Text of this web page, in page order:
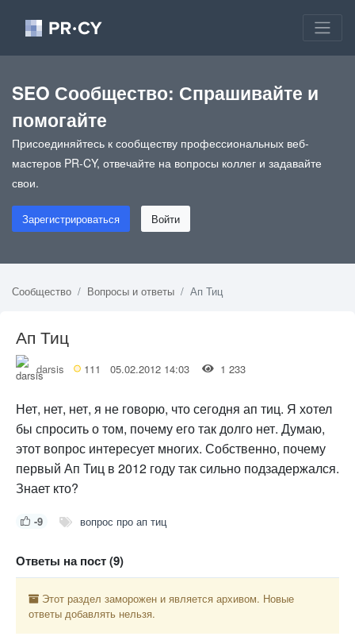
SEO Сообщество: Спрашивайте и
помогайте
Присоединяйтесь к сообществу профессиональных веб-
мастеров PR-CY, отвечайте на вопросы коллег и задавайте
свои.
Зарегистрироваться Войти
Сообщество Вопросы и ответы Ап Тиц
Ап Тиц
darsis 111 05.02.2012 14:03 1 233
Нет, нет, нет, я не говорю, что сегодня ап тиц. Я хотел
бы спросить о том, почему его так долго нет. Думаю,
этот вопрос интересует многих. Собственно, почему
первый Ап Тиц в 2012 году так сильно подзадержался.
Знает кто?
-9 вопрос про ап тиц
Ответы на пост (9)
Этот раздел заморожен и является архивом. Новые
ответы добавлять нельзя.